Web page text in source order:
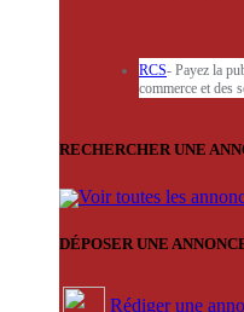
RCS- Payez la
commerce et des
RECHERCHER UNE
Voir toutes les
DÉPOSER UNE
Rédiger une